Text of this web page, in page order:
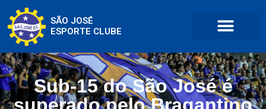
SÃO JOSÉ
ESPORTE CLUBE
Sub-15 do São José é